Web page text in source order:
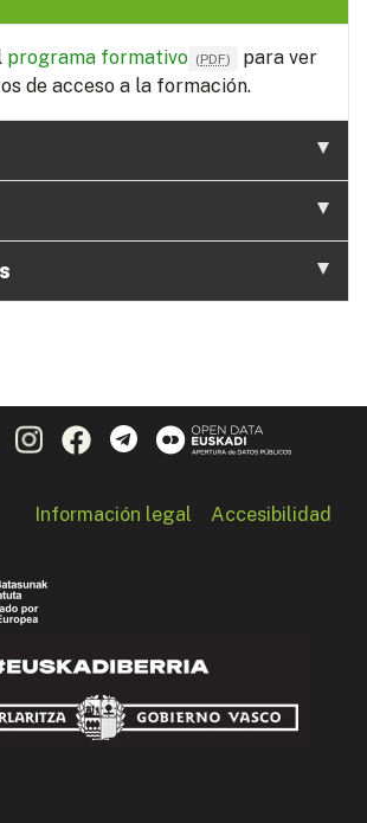
programa formativo (PDF)
para ver
de acceso a la formación.
Información legal Accesibilidad